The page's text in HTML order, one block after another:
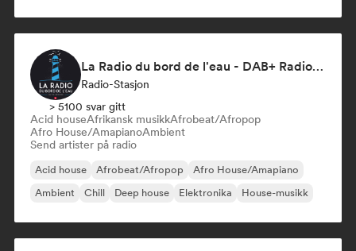
La Radio du bord de l'eau - DAB+ Radio Station (Switzerland)
Radio-Stasjon
> 5100 svar gitt
Acid houseAfrikansk musikkAfrobeat/Afropop
Afro House/AmapianoAmbient
Send artister på radio
Acid house Afrobeat/Afropop
Afro House/Amapiano
Ambient
Chill Deep house Elektronika House-musikk